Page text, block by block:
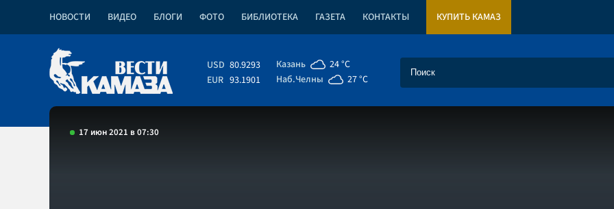
НОВОСТИ ВИДЕО БЛОГИ ФОТО БИБЛИОТЕКА ГАЗЕТА КОНТАКТЫ КУПИТЬ КАМАЗ
USD 80.9293
EUR 93.1901
Казань
24 °C
Наб.Челны
27 °C
17 июн 2021 в 07:30